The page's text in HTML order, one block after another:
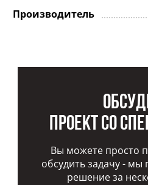
Производитель
проект со
Вы можете просто
обсудить задачу -
решение за